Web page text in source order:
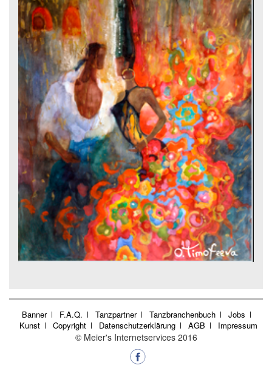
Banner F.A.Q. Tanzpartner Tanzbranchenbuch
Jobs
Kunst
Copyright Datenschutzerklärung AGB Impressum
© Meier's Internetservices 2016